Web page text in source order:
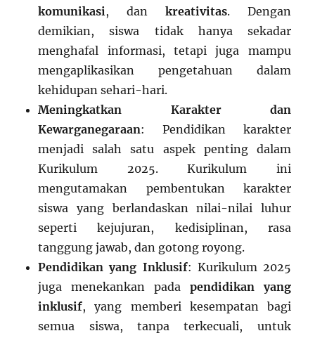
komunikasi, dan kreativitas. Dengan
demikian, siswa tidak hanya sekadar
menghafal informasi, tetapi juga mampu
mengaplikasikan pengetahuan dalam
kehidupan sehari-hari.
Meningkatkan Karakter dan
Kewarganegaraan: Pendidikan karakter
menjadi salah satu aspek penting dalam
Kurikulum 2025. Kurikulum ini
mengutamakan pembentukan karakter
siswa yang berlandaskan nilai-nilai luhur
seperti kejujuran, kedisiplinan, rasa
tanggung jawab, dan gotong royong.
Pendidikan yang Inklusif: Kurikulum 2025
juga menekankan pada pendidikan yang
inklusif, yang memberi kesempatan bagi
semua siswa, tanpa terkecuali, untuk